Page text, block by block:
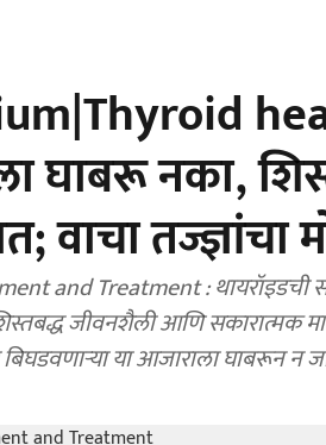
घाबरू नका,
वाचा तज्ज्ञांचा
and Treatment : थायरॉइडची
जीवनशैली आणि सकारात्मक
या आजाराला घाबरून